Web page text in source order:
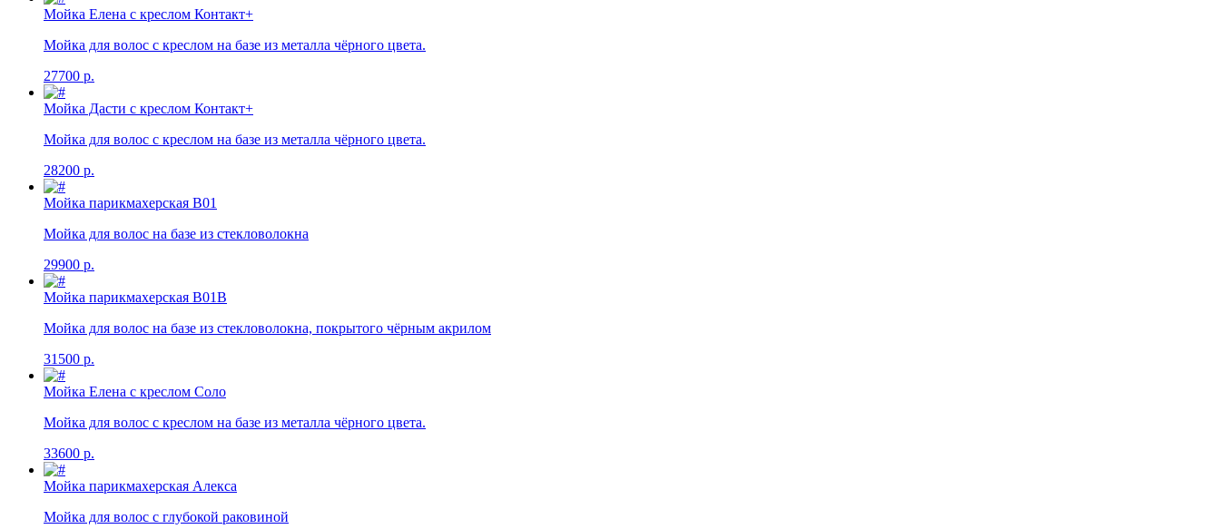
Мойка Елена с креслом Контакт+
Мойка для волос с креслом на базе из металла чёрного цвета.
27700 р.
Мойка Дасти с креслом Контакт+
Мойка для волос с креслом на базе из металла чёрного цвета.
28200 р.
Мойка парикмахерская В01
Мойка для волос на базе из стекловолокна
29900 р.
Мойка парикмахерская В01В
Мойка для волос на базе из стекловолокна, покрытого чёрным акрилом
31500 р.
Мойка Елена с креслом Соло
Мойка для волос с креслом на базе из металла чёрного цвета.
33600 р.
Мойка парикмахерская Алекса
Мойка для волос с глубокой раковиной